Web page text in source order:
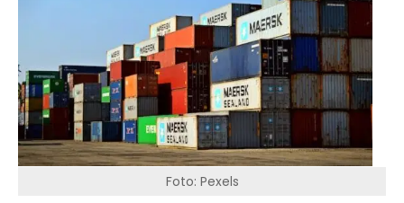
Foto: Pexels